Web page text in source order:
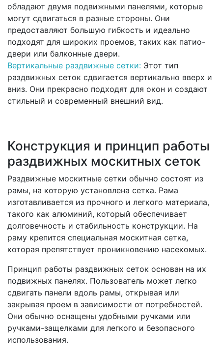
обладают двумя подвижными панелями, которые
могут сдвигаться в разные стороны. Они
предоставляют большую гибкость и идеально
подходят для широких проемов, таких как патио-
двери или балконные двери.
Вертикальные раздвижные сетки: Этот тип
раздвижных сеток сдвигается вертикально вверх и
вниз. Они прекрасно подходят для окон и создают
стильный и современный внешний вид.
Конструкция и принцип работы
раздвижных москитных сеток
Раздвижные москитные сетки обычно состоят из
рамы, на которую установлена сетка. Рама
изготавливается из прочного и легкого материала,
такого как алюминий, который обеспечивает
долговечность и стабильность конструкции. На
раму крепится специальная москитная сетка,
которая препятствует проникновению насекомых.
Принцип работы раздвижных сеток основан на их
подвижных панелях. Пользователь может легко
сдвигать панели вдоль рамы, открывая или
закрывая проем в зависимости от потребностей.
Они обычно оснащены удобными ручками или
ручками-защелками для легкого и безопасного
использования.